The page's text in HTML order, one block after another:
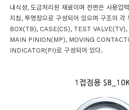
내식성, 도금처리된 재료이며 전면은 사용압
지침, 투명창으로 구성되어 있으며 구조의
BOX(TB), CASE(CS), TEST
MAIN PINION(MP), MOVING
INDICATOR(PI)로 구성되어 있다.